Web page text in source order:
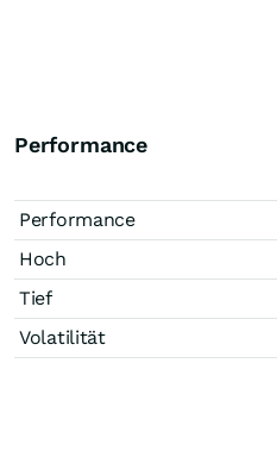
Performance
Performance
Hoch
Tief
Volatilität